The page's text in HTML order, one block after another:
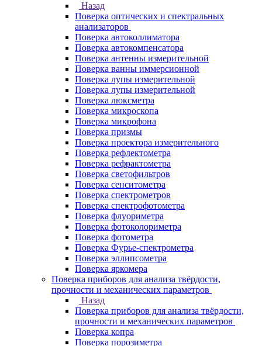
Назад
Поверка оптических и спектральных
анализаторов
Поверка автоколлиматора
Поверка автокомпенсатора
Поверка антенны измерительной
Поверка ванны иммерсионной
Поверка лупы измерительной
Поверка лупы измерительной
Поверка люксметра
Поверка микроскопа
Поверка микрофона
Поверка призмы
Поверка проектора измерительного
Поверка рефлектометра
Поверка рефрактометра
Поверка светофильтров
Поверка сенситометра
Поверка спектрометров
Поверка спектрофотометра
Поверка флуориметра
Поверка фотоколориметра
Поверка фотометра
Поверка Фурье-спектрометра
Поверка эллипсометра
Поверка яркомера
Поверка приборов для анализа твёрдости,
прочности и механических параметров
Назад
Поверка приборов для анализа твёрдости,
прочности и механических параметров
Поверка копра
Поверка порозиметра